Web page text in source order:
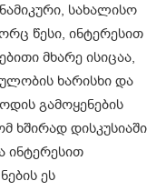
სახალისო
წესი, ინტერესით
მხარე ისიცაა,
ხარისხი და
გამოყენების
ხშირად დისკუსიაში
ინტერესით
ეს